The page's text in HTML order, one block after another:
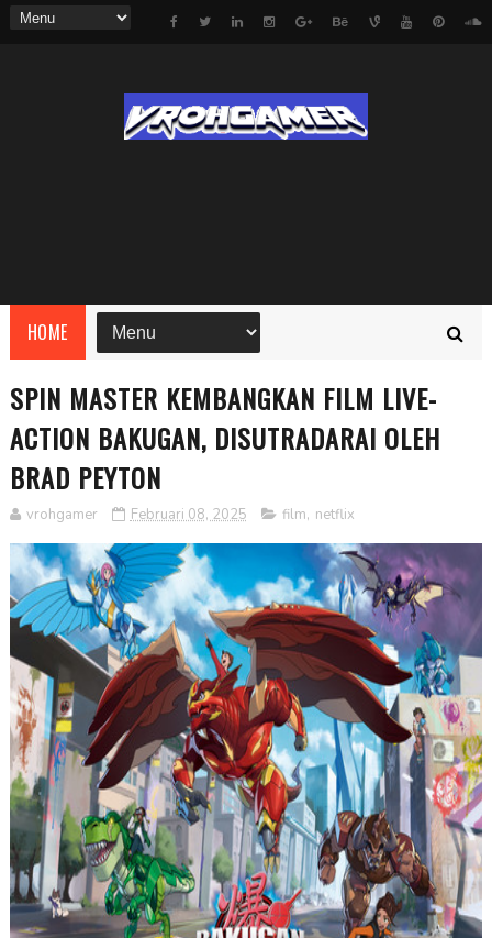
HOME
SPIN MASTER KEMBANGKAN FILM LIVE-
ACTION BAKUGAN, DISUTRADARAI OLEH
BRAD PEYTON
vrohgamer Februari 08, 2025 film, netflix